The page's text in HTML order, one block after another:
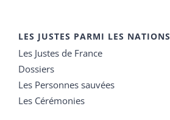
LES JUSTES PARMI LES NATIONS
Les Justes de France
Dossiers
Les Personnes sauvées
Les Cérémonies